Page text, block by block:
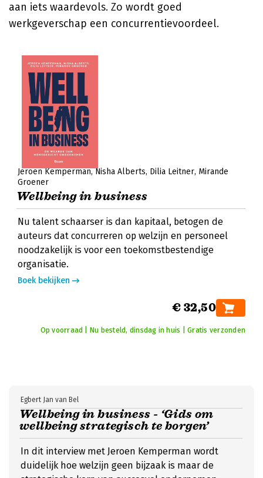
aan iets waardevols. Zo wordt goed
werkgeverschap een concurrentievoordeel.
Jeroen Kemperman Nisha Alberts Dilia Leitner Mirande
Groener
Wellbeing in business
Nu talent schaarser is dan kapitaal, betogen de
auteurs dat concurreren op welzijn en personeel
noodzakelijk is voor een toekomstbestendige
organisatie.
Boek bekijken
€ 32,50
Op voorraad | Nu besteld, dinsdag in huis | Gratis verzonden
Wellbeing in business - ‘Gids om
wellbeing strategisch te borgen’
Egbert Jan van Bel
In dit interview met Jeroen Kemperman wordt
duidelijk hoe welzijn geen bijzaak is maar de